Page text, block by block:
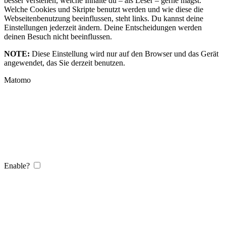
Welche Cookies und Skripte benutzt werden und wie diese die
Webseitenbenutzung beeinflussen, steht links. Du kannst deine
Einstellungen jederzeit ändern. Deine Entscheidungen werden
deinen Besuch nicht beeinflussen.
NOTE: Diese Einstellung wird nur auf den Browser und das Gerät
angewendet, das Sie derzeit benutzen.
Matomo
Enable?